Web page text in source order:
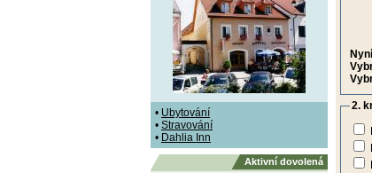
• Ubytování
• Stravování
• Dahlia Inn
Aktivní dovolená
2.